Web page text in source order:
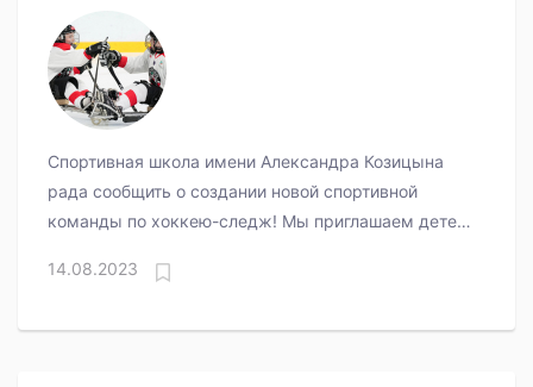
Спортивная школа имени Александра Козицына
рада сообщить о создании новой спортивной
команды по хоккею-следж! Мы приглашаем детей
двигательного аппарата (нижних конечностей)!
14.08.2023